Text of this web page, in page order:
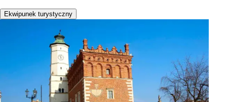
Ekwipunek turystyczny